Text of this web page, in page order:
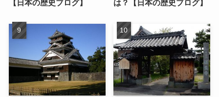
【日本の歴史ブログ】
は？【日本の歴史ブログ】